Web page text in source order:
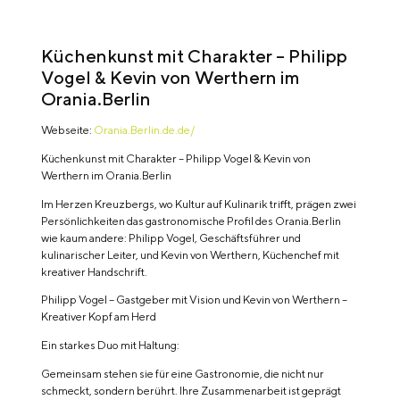
Küchenkunst mit Charakter – Philipp
Vogel & Kevin von Werthern im
Orania.Berlin
Webseite: Orania.Berlin.de.de/
Küchenkunst mit Charakter – Philipp Vogel & Kevin von
Werthern im Orania.Berlin
Im Herzen Kreuzbergs, wo Kultur auf Kulinarik trifft, prägen zwei
Persönlichkeiten das gastronomische Profil des Orania.Berlin
wie kaum andere: Philipp Vogel, Geschäftsführer und
kulinarischer Leiter, und Kevin von Werthern, Küchenchef mit
kreativer Handschrift.
Philipp Vogel – Gastgeber mit Vision und Kevin von Werthern –
Kreativer Kopf am Herd
Ein starkes Duo mit Haltung:
Gemeinsam stehen sie für eine Gastronomie, die nicht nur
schmeckt, sondern berührt. Ihre Zusammenarbeit ist geprägt